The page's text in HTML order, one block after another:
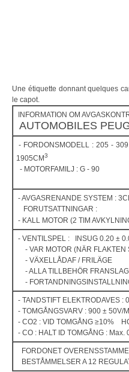
Une étiquette donnant quelques
le capot.
INFORMATION OM
AUTOMOBILES
-
1905CM3
- MOTORFAMILJ :
- AVGASRENANDE SYSTEM :
FORUTSATTNINGAR :
- KALL MOTOR (2 TIM
- VENTILSPEL : INSUG
- VAR MOTOR (NÄR FLAKTEN
- VÄXELLÅDAF / FRILÄGE
- ALLA TILLBEHÖR
-
- TANDSTIFT ELEKTRODAVES :
- TOMGÅNGSVARV : 900 ± 50V/
- CO2 : VID TOMGÅNG ≥10%
- CO : HALT ID TOMGÅNG : Max.
FORDONET
BESTÅMMELSER A 12